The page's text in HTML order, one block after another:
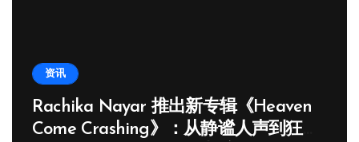
资讯
Rachika Nayar 推出新专辑《Heaven
Come Crashing》：从静谧人声到狂野